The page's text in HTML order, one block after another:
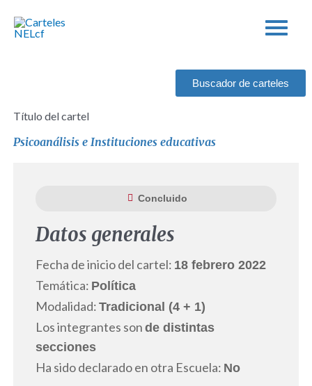
Buscador de carteles
Título del cartel
Psicoanálisis e Instituciones educativas
Concluido
Datos generales
Fecha de inicio del cartel: 18 febrero 2022
Temática: Política
Modalidad: Tradicional (4 + 1)
Los integrantes son de distintas
secciones
Ha sido declarado en otra Escuela: No